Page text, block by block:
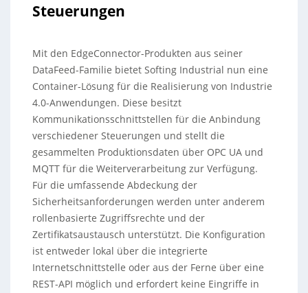
Steuerungen
Mit den EdgeConnector-Produkten aus seiner
DataFeed-Familie bietet Softing Industrial nun eine
Container-Lösung für die Realisierung von Industrie
4.0-Anwendungen. Diese besitzt
Kommunikationsschnittstellen für die Anbindung
verschiedener Steuerungen und stellt die
gesammelten Produktionsdaten über OPC UA und
MQTT für die Weiterverarbeitung zur Verfügung.
Für die umfassende Abdeckung der
Sicherheitsanforderungen werden unter anderem
rollenbasierte Zugriffsrechte und der
Zertifikatsaustausch unterstützt. Die Konfiguration
ist entweder lokal über die integrierte
Internetschnittstelle oder aus der Ferne über eine
REST-API möglich und erfordert keine Eingriffe in